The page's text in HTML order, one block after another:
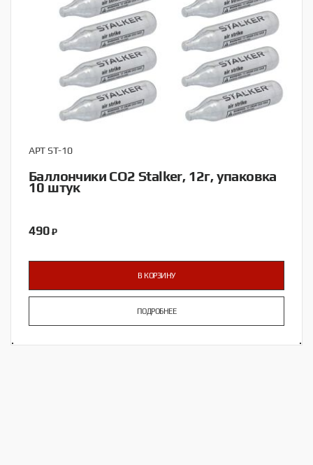
АРТ ST-10
Баллончики CO2 Stalker, 12г, упаковка
10 штук
490 ₽
В КОРЗИНУ
ПОДРОБНЕЕ